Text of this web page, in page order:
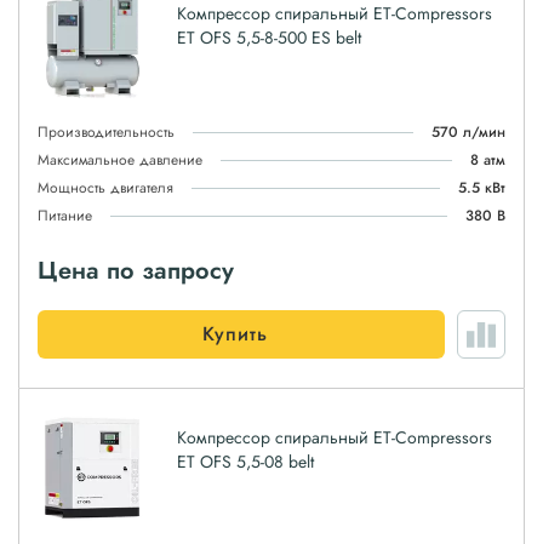
Компрессор спиральный ET-Compressors
ET OFS 5,5-8-500 ES belt
Производительность
570 л/мин
Максимальное давление
8 атм
Мощность двигателя
5.5 кВт
Питание
380 В
Цена по запросу
Купить
Компрессор спиральный ET-Compressors
ET OFS 5,5-08 belt